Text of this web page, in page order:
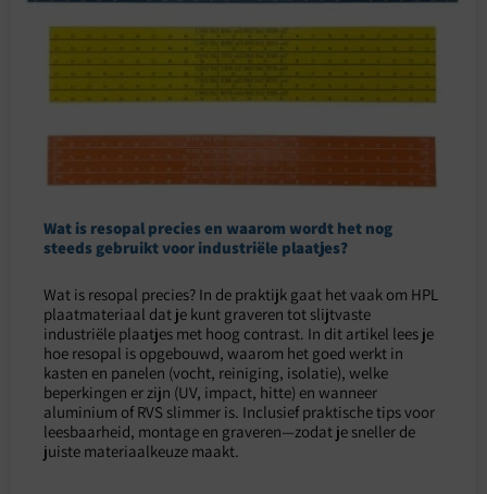
Wat is resopal precies en waarom wordt het nog
steeds gebruikt voor industriële plaatjes?
Wat is resopal precies? In de praktijk gaat het vaak om HPL
plaatmateriaal dat je kunt graveren tot slijtvaste
industriële plaatjes met hoog contrast. In dit artikel lees je
hoe resopal is opgebouwd, waarom het goed werkt in
kasten en panelen (vocht, reiniging, isolatie), welke
beperkingen er zijn (UV, impact, hitte) en wanneer
aluminium of RVS slimmer is. Inclusief praktische tips voor
leesbaarheid, montage en graveren—zodat je sneller de
juiste materiaalkeuze maakt.